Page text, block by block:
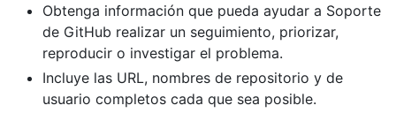
Obtenga información que pueda ayudar a Soporte
de GitHub realizar un seguimiento, priorizar,
reproducir o investigar el problema.
Incluye las URL, nombres de repositorio y de
usuario completos cada que sea posible.